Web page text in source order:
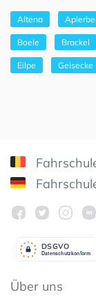
Altena
Boele Brackel
Eilpe Geisecke
Datenschutzkonform
DSGVO
Über uns